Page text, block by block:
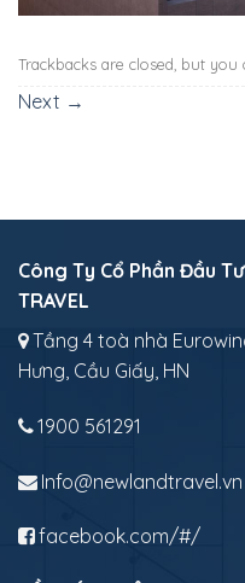
Trackbacks are closed, but you
Next →
Công Ty Cổ Phần Đầu
TRAVEL
Tầng 4 toà nhà
Hưng, Cầu Giấy, HN
1900 561291
Info@newlandtravel.vn
facebook.com/#/